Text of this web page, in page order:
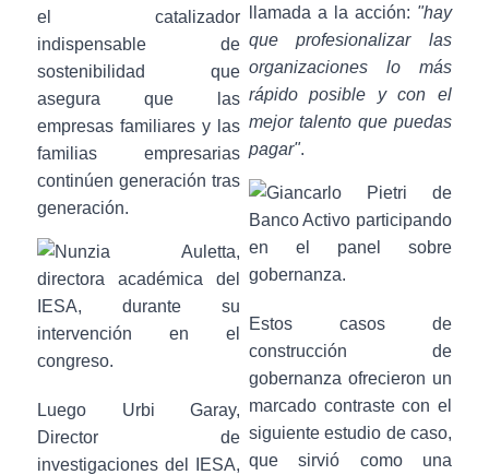
el catalizador
indispensable de
sostenibilidad que
asegura que las
empresas familiares y las
familias empresarias
continúen generación tras
generación.
Luego Urbi Garay,
Director de
investigaciones del IESA,
llamada a la acción: "hay
que profesionalizar las
organizaciones lo más
rápido posible y con el
mejor talento que puedas
pagar".
Estos casos de
construcción de
gobernanza ofrecieron un
marcado contraste con el
siguiente estudio de caso,
que sirvió como una